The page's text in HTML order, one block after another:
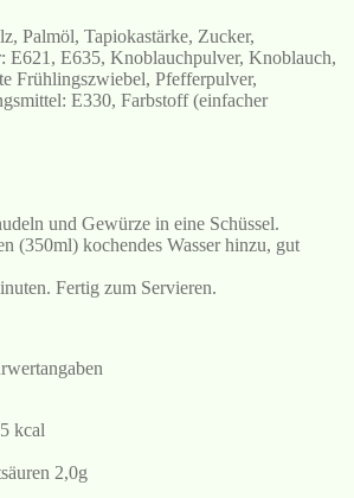
Palmöl, Tapiokastärke, Zucker,
E621, E635, Knoblauchpulver, Knoblauch,
Frühlingszwiebel, Pfefferpulver,
E330, Farbstoff (einfacher
und Gewürze in eine Schüssel.
(350ml) kochendes Wasser hinzu, gut
Fertig zum Servieren.
kcal
2,0g